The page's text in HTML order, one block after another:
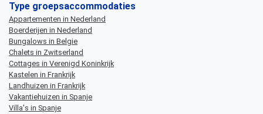
Type groepsaccommodaties
Appartementen in Nederland
Boerderijen in Nederland
Bungalows in Belgie
Chalets in Zwitserland
Cottages in Verenigd Koninkrijk
Kastelen in Frankrijk
Landhuizen in Frankrijk
Vakantiehuizen in Spanje
Villa's in Spanje